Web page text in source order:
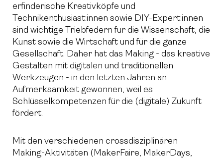
erfinderische Kreativköpfe und
Technikenthusiast:innen sowie DIY-Expert:innen
sind wichtige Triebfedern für die Wissenschaft, die
Kunst sowie die Wirtschaft und für die ganze
Gesellschaft. Daher hat das Making - das kreative
Gestalten mit digitalen und traditionellen
Werkzeugen - in den letzten Jahren an
Aufmerksamkeit gewonnen, weil es
Schlüsselkompetenzen für die (digitale) Zukunft
fördert.
Mit den verschiedenen crossdisziplinären
Making-Aktivitäten (MakerFaire, MakerDays,